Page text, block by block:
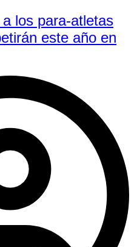
los para-atletas
este año en